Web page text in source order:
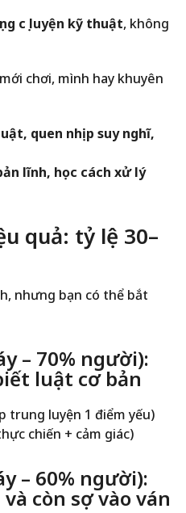
cụ luyện kỹ thuật, không
chơi, mình hay khuyên
quen nhịp suy nghĩ,
lĩnh, học cách xử lý
quả: tỷ lệ 30–
nhưng bạn có thể bắt
– 70% người):
luật cơ bản
trung luyện 1 điểm yếu)
chiến + cảm giác)
– 60% người):
còn sợ vào ván